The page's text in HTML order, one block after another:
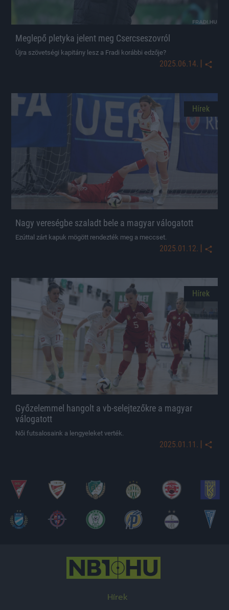
Meglepő pletyka jelent meg Csercseszovról
Újra szövetségi kapitány lesz a Fradi korábbi edzője?
2025.06.14. |
Hírek
Nagy vereségbe szaladt bele a magyar válogatott
Ezúttal zárt kapuk mögött rendezték meg a meccset.
2025.01.12. |
Hírek
Győzelemmel hangolt a vb-selejtezőkre a magyar
válogatott
Női futsalosaink a lengyeleket verték.
2025.01.11. |
Hírek